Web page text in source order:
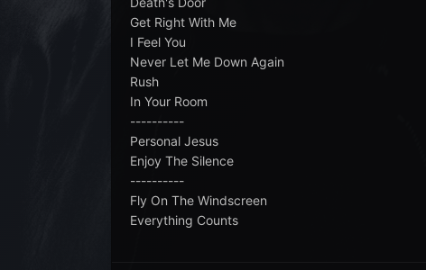
Get Right With Me
I Feel You
Never Let Me Down Again
Rush
In Your Room
----------
Personal Jesus
Enjoy The Silence
----------
Fly On The Windscreen
Everything Counts